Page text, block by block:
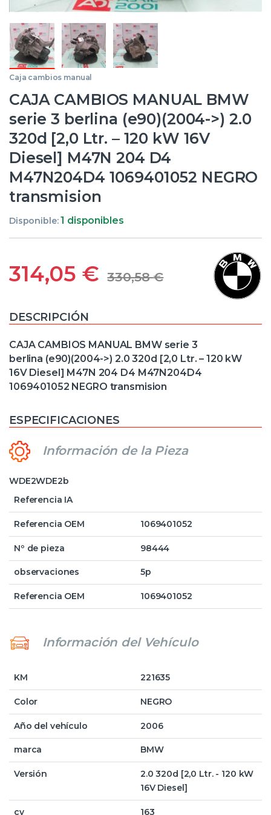
Caja cambios manual
CAJA CAMBIOS MANUAL BMW
serie 3 berlina (e90)(2004->) 2.0
320d [2,0 Ltr. – 120 kW 16V
Diesel] M47N 204 D4
M47N204D4 1069401052 NEGRO
transmision
Disponible:1 disponibles
314,05 € 330,58€
DESCRIPCIÓN
CAJA CAMBIOS MANUAL BMW serie 3
berlina (e90)(2004->) 2.0 320d [2,0 Ltr. – 120 kW
16V Diesel] M47N 204 D4 M47N204D4
1069401052 NEGRO transmision
ESPECIFICACIONES
Información de la Pieza
WDE2WDE2b
Referencia IA
Referencia OEM 1069401052
Nº de pieza 98444
observaciones 5p
Referencia OEM 1069401052
Información del Vehículo
KM 221635
Color NEGRO
Año del vehículo 2006
marca BMW
Versión
2.0 320d [2,0 Ltr. - 120 kW
16V Diesel]
cv 163